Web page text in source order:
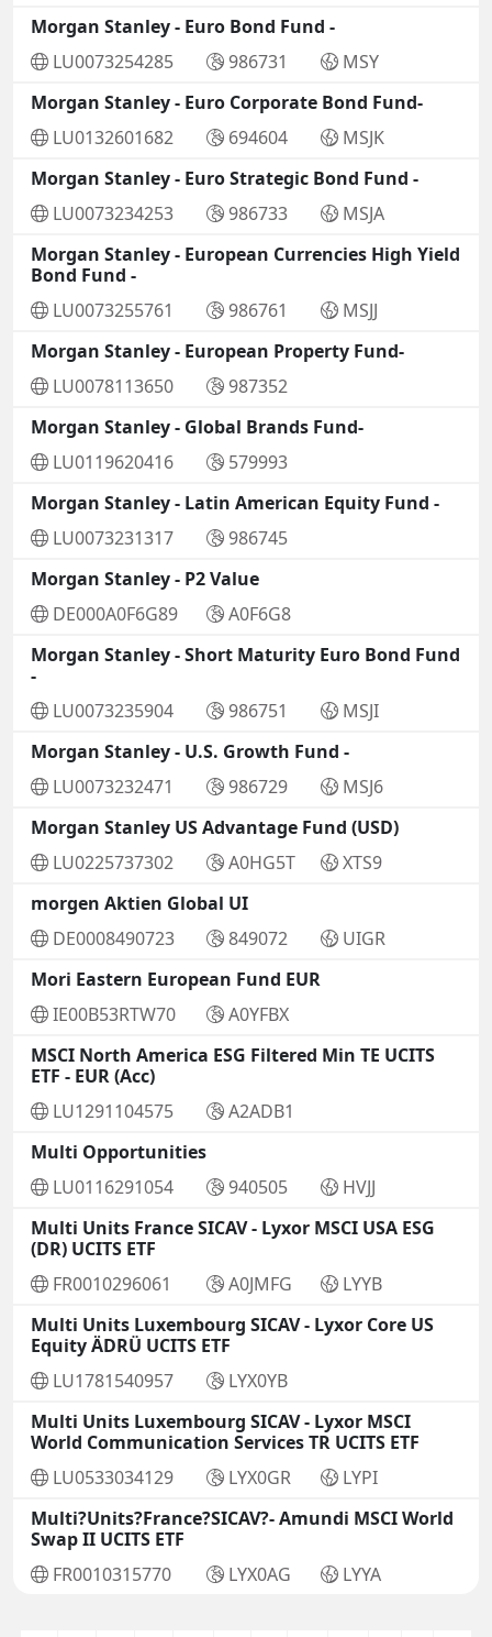
Morgan Stanley - Euro Bond Fund -
LU0073254285
986731
MSY
Morgan Stanley - Euro Corporate Bond Fund-
LU0132601682
694604
MSJK
Morgan Stanley - Euro Strategic Bond Fund -
LU0073234253
986733
MSJA
Morgan Stanley - European Currencies High Yield
Bond Fund -
LU0073255761
986761
MSJJ
Morgan Stanley - European Property Fund-
LU0078113650
987352
Morgan Stanley - Global Brands Fund-
LU0119620416
579993
Morgan Stanley - Latin American Equity Fund -
LU0073231317
986745
Morgan Stanley - P2 Value
DE000A0F6G89
A0F6G8
Morgan Stanley - Short Maturity Euro Bond Fund
-
LU0073235904
986751
MSJI
Morgan Stanley - U.S. Growth Fund -
LU0073232471
986729
MSJ6
Morgan Stanley US Advantage Fund (USD)
LU0225737302
A0HG5T
XTS9
morgen Aktien Global UI
DE0008490723
849072
UIGR
Mori Eastern European Fund EUR
IE00B53RTW70
A0YFBX
MSCI North America ESG Filtered Min TE UCITS
ETF - EUR (Acc)
LU1291104575
A2ADB1
Multi Opportunities
LU0116291054
940505
HVJJ
Multi Units France SICAV - Lyxor MSCI USA ESG
(DR) UCITS ETF
FR0010296061
A0JMFG
LYYB
Multi Units Luxembourg SICAV - Lyxor Core US
Equity ÄDRÜ UCITS ETF
LU1781540957
LYX0YB
Multi Units Luxembourg SICAV - Lyxor MSCI
World Communication Services TR UCITS ETF
LU0533034129
LYX0GR
LYPI
Multi?Units?France?SICAV?- Amundi MSCI World
Swap II UCITS ETF
FR0010315770
LYX0AG LYYA